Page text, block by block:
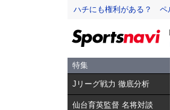
ハチにも権利がある？ ペ
特集
Jリーグ戦力 徹底分析
仙台育英監督 名将対談